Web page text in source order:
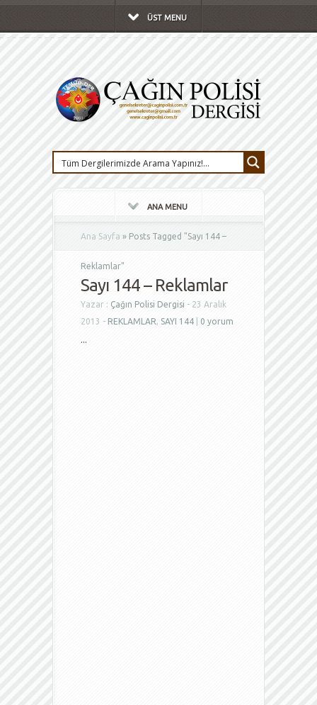
ÜST MENU
ANA MENU
Ana Sayfa » Posts Tagged "Sayı 144 –
Reklamlar"
Sayı 144 – Reklamlar
Yazar : Çağın Polisi Dergisi - 23 Aralık
2013 - REKLAMLAR, SAYI 144
0 yorum
...